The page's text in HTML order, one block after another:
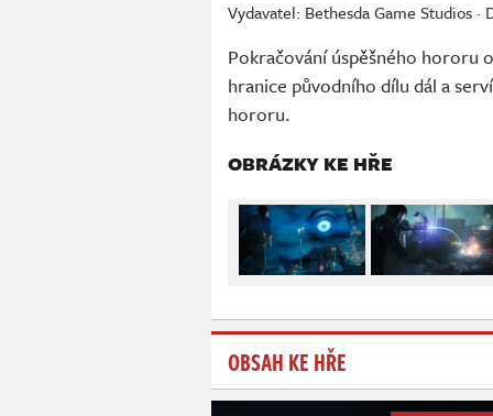
Vydavatel: Bethesda Game Studios
Pokračování úspěšného hororu
hranice původního dílu dál a
hororu.
OBRÁZKY KE HŘE
OBSAH KE HŘE